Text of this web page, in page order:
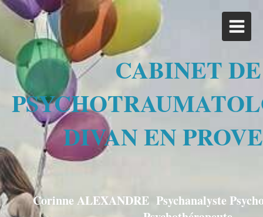
CABINET DE
DIVAN EN
Corinne ALEXANDRE Psychanalyste